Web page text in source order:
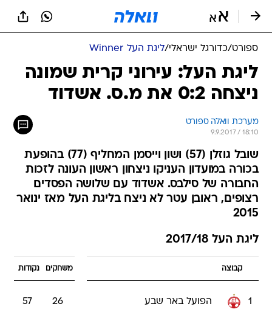
ספורט/כדורגל ישראלי/ליגת העל Winner
ליגת העל: עירוני קרית שמונה
ניצחה 0:2 את מ.ס. אשדוד
מערכת וואלה ספורט
9.9.2017 / 18:10
שובל גוזלן (57) ושון וייסמן המחליף (77) בהופעת
בכורה במועדון העניקו ניצחון ראשון העונה לזכות
החבורה של סילבס. אשדוד עם שלושה הפסדים
רצופים, ראובן עטר לא ניצח בליגת העל מאז ינואר
2015
ליגת העל 2017/18
קבוצה משחקים נקודות
1 הפועל באר שבע 26
57